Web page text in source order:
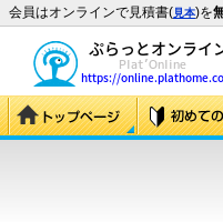
会員はオンラインで見積書(見本)を